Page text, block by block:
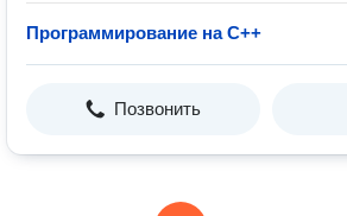
Программирование на C++
Позвонить